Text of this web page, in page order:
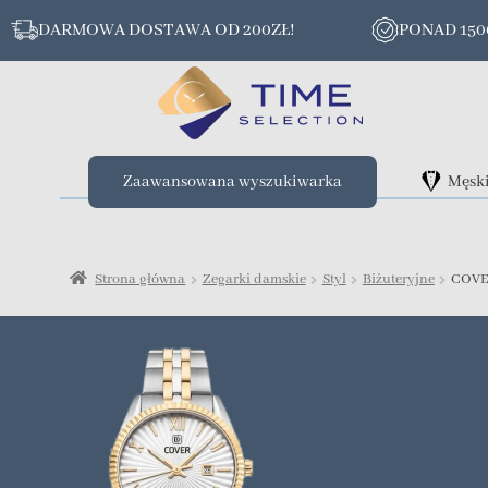
DARMOWA DOSTAWA OD 200ZŁ! PONAD
Zaawansowana wyszukiwarka
Strona główna Zegarki damskie Styl Biżuteryjne